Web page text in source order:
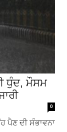
ਧੁੰਦ, ਮੌਸਮ
0
ਪੈਣ ਦੀ ਸੰਭਾਵਨਾ